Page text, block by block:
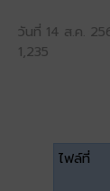
วันที่ 14 ส.ค.
1,235
ไฟล์ที่